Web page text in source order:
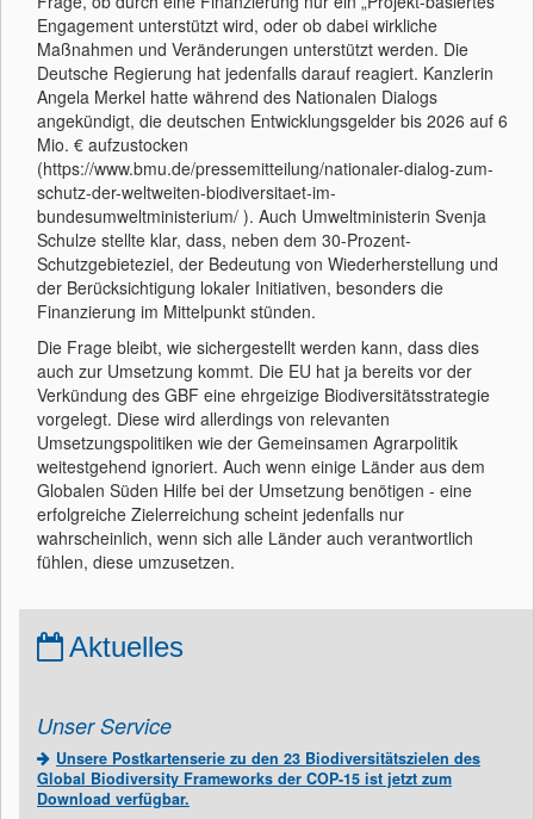
Engagement unterstützt wird, oder ob dabei wirkliche
Maßnahmen und Veränderungen unterstützt werden. Die
Deutsche Regierung hat jedenfalls darauf reagiert. Kanzlerin
Angela Merkel hatte während des Nationalen Dialogs
angekündigt, die deutschen Entwicklungsgelder bis 2026 auf 6
Mio. € aufzustocken
(https://www.bmu.de/pressemitteilung/nationaler-dialog-zum-
schutz-der-weltweiten-biodiversitaet-im-
bundesumweltministerium/ ). Auch Umweltministerin Svenja
Schulze stellte klar, dass, neben dem 30-Prozent-
Schutzgebieteziel, der Bedeutung von Wiederherstellung und
der Berücksichtigung lokaler Initiativen, besonders die
Finanzierung im Mittelpunkt stünden.
Die Frage bleibt, wie sichergestellt werden kann, dass dies
auch zur Umsetzung kommt. Die EU hat ja bereits vor der
Verkündung des GBF eine ehrgeizige Biodiversitätsstrategie
vorgelegt. Diese wird allerdings von relevanten
Umsetzungspolitiken wie der Gemeinsamen Agrarpolitik
weitestgehend ignoriert. Auch wenn einige Länder aus dem
Globalen Süden Hilfe bei der Umsetzung benötigen - eine
erfolgreiche Zielerreichung scheint jedenfalls nur
wahrscheinlich, wenn sich alle Länder auch verantwortlich
fühlen, diese umzusetzen.
Aktuelles
Unser Service
Unsere Postkartenserie zu den 23 Biodiversitätszielen des
Global Biodiversity Frameworks der COP-15 ist jetzt zum
Download verfügbar.